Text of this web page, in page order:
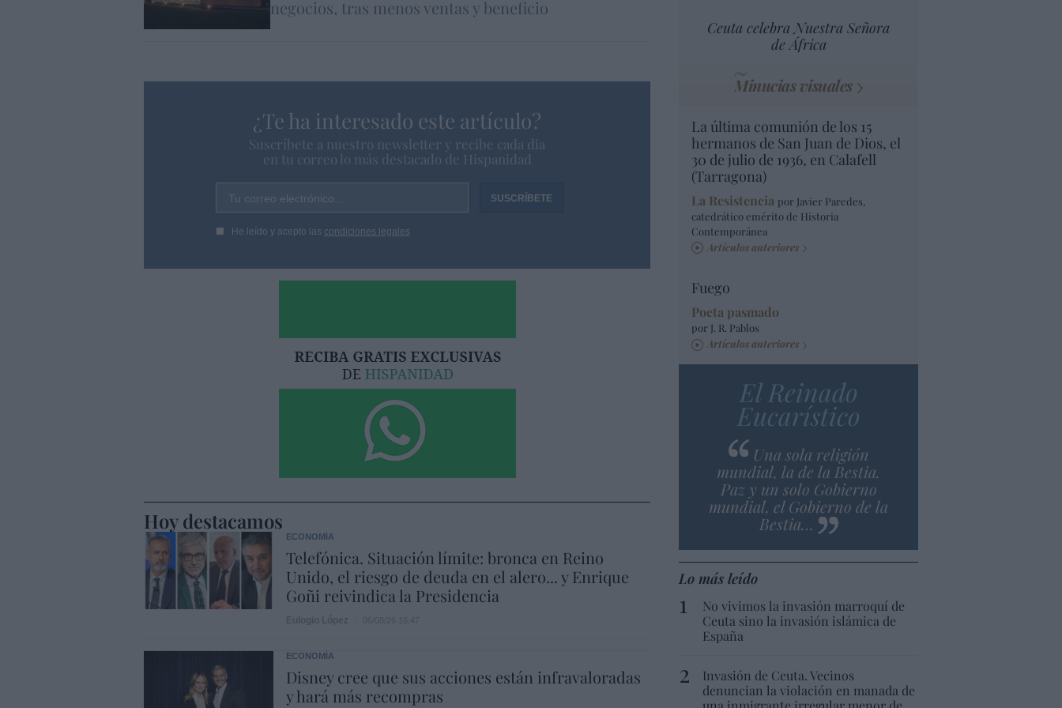
negocios, tras menos ventas y beneficio
¿Te ha interesado este artículo?
Suscríbete a nuestro newsletter y recibe cada dia
en tu correo lo más destacado de Hispanidad
Tu correo electrónico...
He leído y acepto las condiciones legales
Hoy destacamos
ECONOMÍA
Telefónica. Situación límite: bronca en Reino
Unido, el riesgo de deuda en el alero... y Enrique
Goñi reivindica la Presidencia
ECONOMÍA
Disney cree que sus acciones están infravaloradas
y hará más recompras
Ceuta celebra Nuestra Señora
de África
Minucias visuales
La última comunión de los 15
hermanos de San Juan de Dios, el
30 de julio de 1936, en Calafell
(Tarragona)
La Resistencia por Javier Paredes,
catedrático emérito de Historia
Contemporánea
Artículos anteriores
Fuego
Poeta pasmado
por J. R. Pablos
Artículos anteriores
El Reinado
Eucarístico
Una sola religión
mundial, la de la Bestia.
Paz y un solo Gobierno
mundial, el Gobierno de la
Bestia…
Lo más leído
No vivimos la invasión marroquí de
Ceuta sino la invasión islámica de
España
Invasión de Ceuta. Vecinos
denuncian la violación en manada de